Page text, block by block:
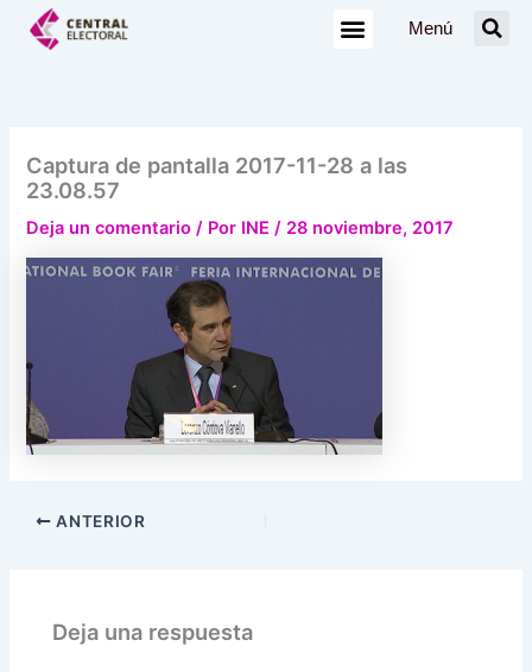
Menú
Captura de pantalla 2017-11-28 a las
23.08.57
Deja un comentario / Por INE/ 28 noviembre, 2017
ANTERIOR
Deja una respuesta